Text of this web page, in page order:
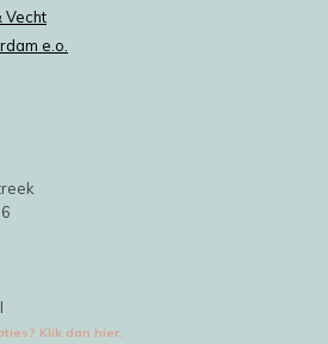
Vecht
e.o.
Klik dan hier.